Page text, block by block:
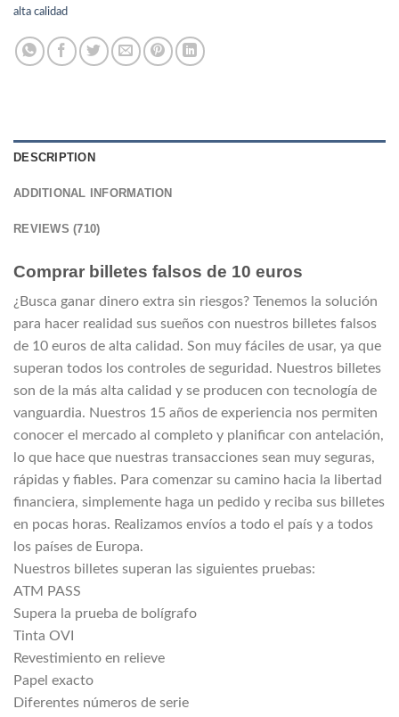
alta calidad
DESCRIPTION
ADDITIONAL INFORMATION
REVIEWS (710)
Comprar billetes falsos de 10 euros
¿Busca ganar dinero extra sin riesgos? Tenemos la solución
para hacer realidad sus sueños con nuestros billetes falsos
de 10 euros de alta calidad. Son muy fáciles de usar, ya que
superan todos los controles de seguridad. Nuestros billetes
son de la más alta calidad y se producen con tecnología de
vanguardia. Nuestros 15 años de experiencia nos permiten
conocer el mercado al completo y planificar con antelación,
lo que hace que nuestras transacciones sean muy seguras,
rápidas y fiables. Para comenzar su camino hacia la libertad
financiera, simplemente haga un pedido y reciba sus billetes
en pocas horas. Realizamos envíos a todo el país y a todos
los países de Europa.
Nuestros billetes superan las siguientes pruebas:
ATM PASS
Supera la prueba de bolígrafo
Tinta OVI
Revestimiento en relieve
Papel exacto
Diferentes números de serie